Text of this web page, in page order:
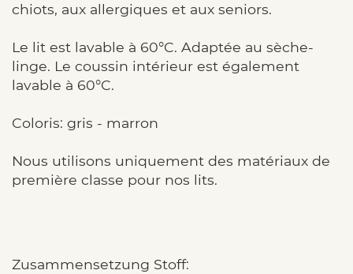
chiots, aux allergiques et aux seniors.
Le lit est lavable à 60°C. Adaptée au sèche-
linge. Le coussin intérieur est également
lavable à 60°C.
Coloris: gris - marron
Nous utilisons uniquement des matériaux de
première classe pour nos lits.
Zusammensetzung Stoff: